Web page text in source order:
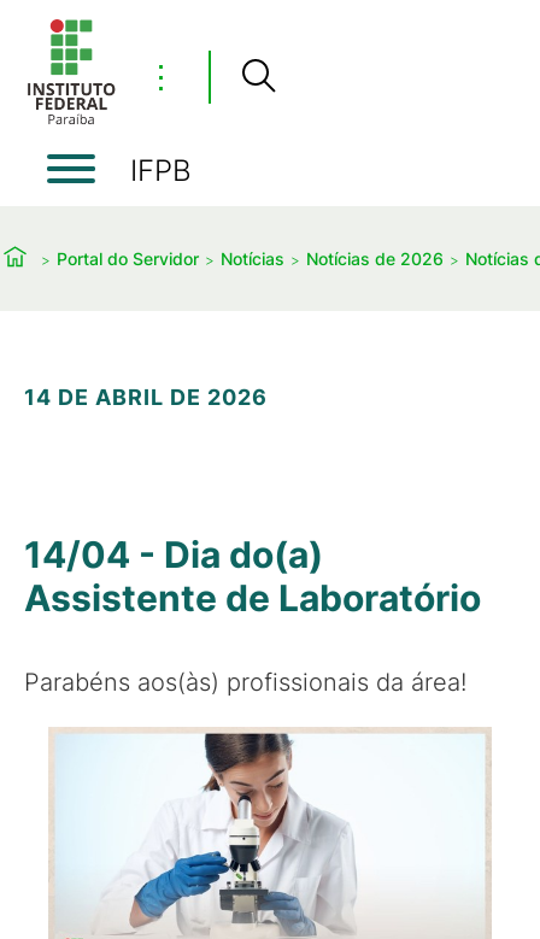
⋮
IFPB
Portal do Servidor Notícias Notícias de 2026 Notícias
14 DE ABRIL DE 2026
14/04 - Dia do(a)
Assistente de Laboratório
Parabéns aos(às) profissionais da área!